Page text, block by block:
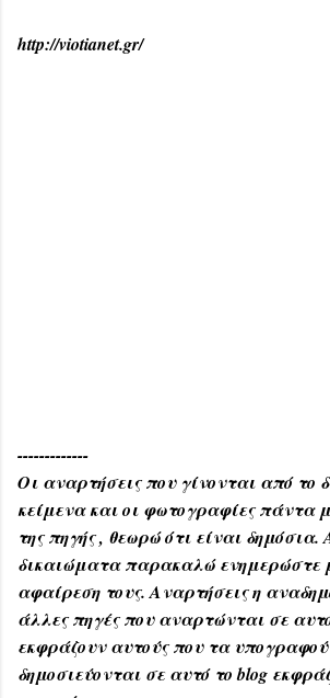
http://viotianet.gr/
-------------
Οι αναρτήσεις που γίνονται από το
κείμενα και οι φωτογραφίες πάντα
της πηγής , θεωρώ ότι είναι
δικαιώματα παρακαλώ ενημερώστε
αφαίρεση τους. Αναρτήσεις η
άλλες πηγές που αναρτώνται σε
εκφράζουν αυτούς που τα
δημοσιεύονται σε αυτό το blog